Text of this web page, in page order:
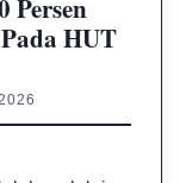
Persen
HUT